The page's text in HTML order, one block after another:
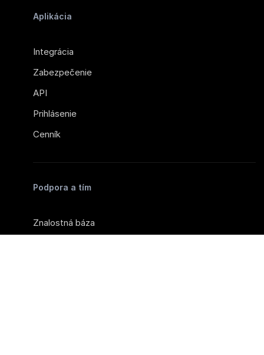
Aplikácia
Integrácia
Zabezpečenie
API
Prihlásenie
Cenník
Podpora a tím
Znalostná báza